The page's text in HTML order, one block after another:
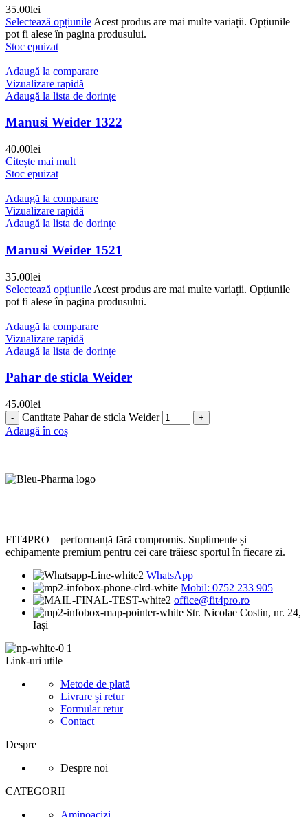
35.00lei
Selectează opțiunile Acest produs are mai multe variații. Opțiunile
pot fi alese în pagina produsului.
Stoc epuizat
Adaugă la comparare
Vizualizare rapidă
Adaugă la lista de dorințe
Manusi Weider 1322
40.00lei
Citește mai mult
Stoc epuizat
Adaugă la comparare
Vizualizare rapidă
Adaugă la lista de dorințe
Manusi Weider 1521
35.00lei
Selectează opțiunile Acest produs are mai multe variații. Opțiunile
pot fi alese în pagina produsului.
Adaugă la comparare
Vizualizare rapidă
Adaugă la lista de dorințe
Pahar de sticla Weider
45.00lei
Cantitate Pahar de sticla Weider
Adaugă în coș
FIT4PRO – performanță fără compromis. Suplimente și
echipamente premium pentru cei care trăiesc sportul în fiecare zi.
WhatsApp
Mobil: 0752 233 905
office@fit4pro.ro
Str. Nicolae Costin, nr. 24,
Iași
Link-uri utile
Metode de plată
Livrare și retur
Formular retur
Contact
Despre
Despre noi
CATEGORII
Aminoacizi